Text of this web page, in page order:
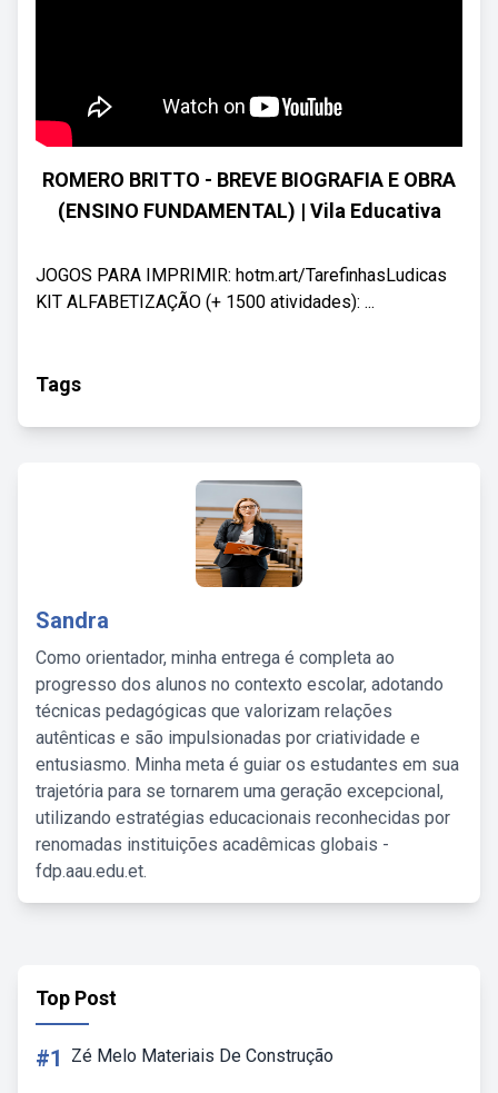
ROMERO BRITTO - BREVE BIOGRAFIA E OBRA
(ENSINO FUNDAMENTAL) | Vila Educativa
JOGOS PARA IMPRIMIR: hotm.art/TarefinhasLudicas
KIT ALFABETIZAÇÃO (+ 1500 atividades): ...
Tags
Sandra
Como orientador, minha entrega é completa ao
progresso dos alunos no contexto escolar, adotando
técnicas pedagógicas que valorizam relações
autênticas e são impulsionadas por criatividade e
entusiasmo. Minha meta é guiar os estudantes em sua
trajetória para se tornarem uma geração excepcional,
utilizando estratégias educacionais reconhecidas por
renomadas instituições acadêmicas globais -
fdp.aau.edu.et.
Top Post
#1 Zé Melo Materiais De Construção